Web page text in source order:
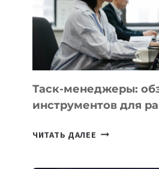
ЗАДАЧИ
ЕМУ
МОЖНО
ПОРУЧИТЬ
УЖЕ
СЕГОДНЯ
Таск-менеджеры:
инструментов для
ЧИТАТЬ ДАЛЕЕ ТАСК-